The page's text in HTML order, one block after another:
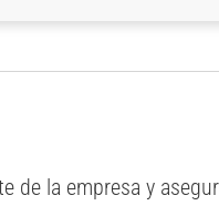
de la empresa y